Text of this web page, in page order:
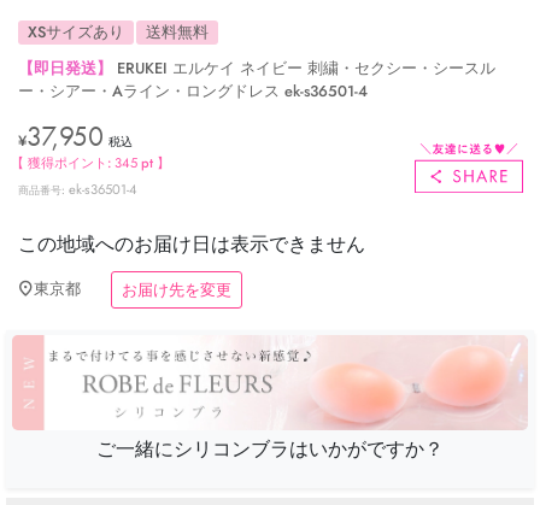
XSサイズあり
送料無料
【即日発送】
ERUKEI エルケイ ネイビー 刺繍・セクシー・シースル
ー・シアー・Aライン・ロングドレス ek-s36501-4
¥37,950 税込
【 獲得ポイント:345pt 】
商品番号 ek-s36501-4
この地域へのお届け日は表示できません
東京都 お届け先を変更
ご一緒にシリコンブラはいかがですか？